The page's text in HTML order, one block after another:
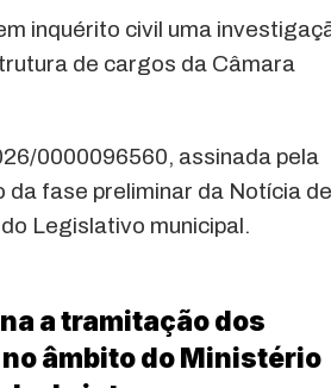
inquérito civil uma
de cargos da Câmara
0000096560, assinada pela
fase preliminar da Notícia de
Legislativo municipal.
a tramitação dos
âmbito do Ministério